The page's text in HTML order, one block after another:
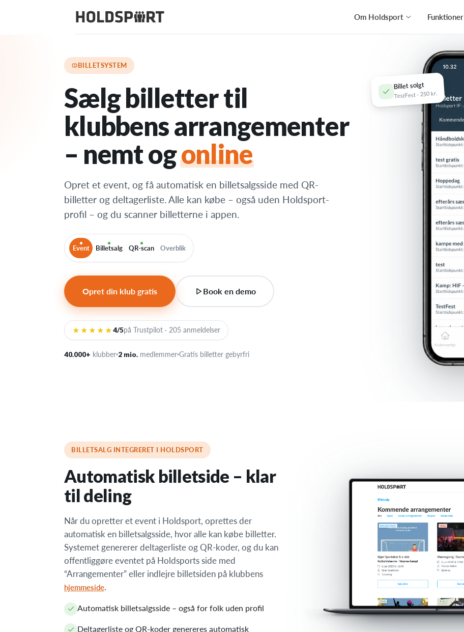
Om Holdsport Funktioner
Funktioner Billetsystem
BILLETSYSTEM
Sælg billetter til
klubbens arrangementer
– nemt ogonline
Opret et event, og få automatisk en billetsalgsside med QR-
billetter og deltagerliste. Alle kan købe – også uden Holdsport-
profil – og du scanner billetterne i appen.
Event Billetsalg QR-scan Overblik
Opret din klub gratis Book en demo
★★★★★4/5på Trustpilot · 205 anmeldelser
40.000+ klubber 2 mio. medlemmer Gratis billetter gebyrfri
Billet solgt
TestFest · 250 kr.
BILLETSALG INTEGRERET I HOLDSPORT
Automatisk billetside – klar
til deling
Når du opretter et event i Holdsport, oprettes der
automatisk en billetsalgsside, hvor alle kan købe billetter.
Systemet genererer deltagerliste og QR-koder, og du kan
offentliggøre eventet på Holdsports side med
“Arrangementer” eller indlejre billetsiden på klubbens
hjemmeside.
Automatisk billetsalgsside – også for folk uden profil
Deltagerliste og QR-koder genereres automatisk